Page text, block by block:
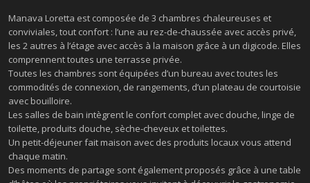
Manava Loretta est composée de 3 chambres chaleureuses et
conviviales, tout confort : l’une au rez-de-chaussée avec accès privé,
les 2 autres à l’étage avec accès à la maison grâce à un digicode. Elles
comprennent toutes une terrasse privée.
Toutes les chambres sont équipées d’un bureau avec toutes les
commodités de connexion, de rangements, d’un plateau de courtoisie
avec bouilloire.
Les salles de bain intègrent le confort complet avec douche, linge de
toilette, produits douche, sèche-cheveux et toilettes.
Un petit-déjeuner fait maison avec des produits locaux vous attend
chaque matin.
Des moments de partage sont également proposés grâce à une table